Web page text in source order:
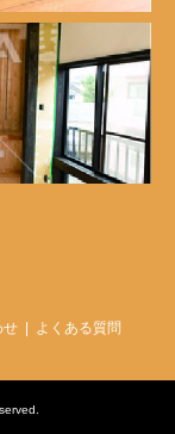
せ よくある質問